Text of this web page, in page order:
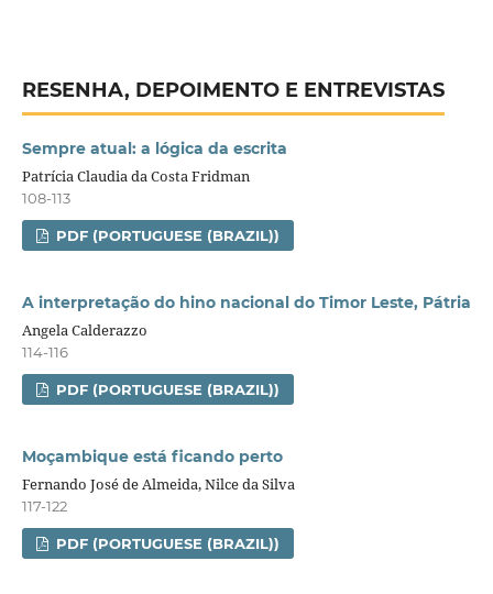
RESENHA, DEPOIMENTO E ENTREVISTAS
Sempre atual: a lógica da escrita
Patrícia Claudia da Costa Fridman
108-113
PDF (PORTUGUESE (BRAZIL))
A interpretação do hino nacional do Timor Leste, Pátria
Angela Calderazzo
114-116
PDF (PORTUGUESE (BRAZIL))
Moçambique está ficando perto
Fernando José de Almeida, Nilce da Silva
117-122
PDF (PORTUGUESE (BRAZIL))